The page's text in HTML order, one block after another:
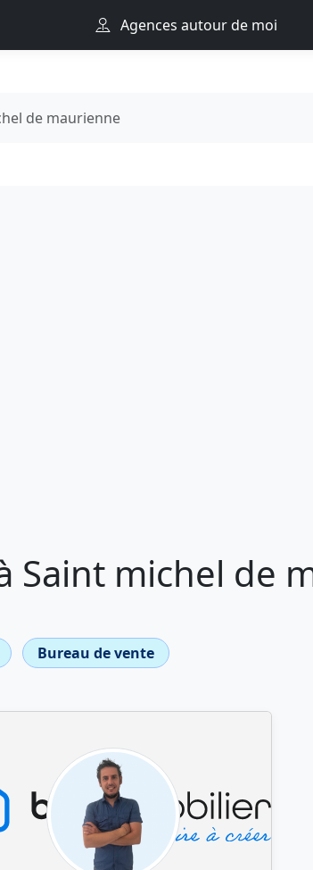
Agences autour de moi
de maurienne
Saint michel de
Bureau de vente